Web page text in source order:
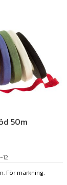
50m
För märkning,